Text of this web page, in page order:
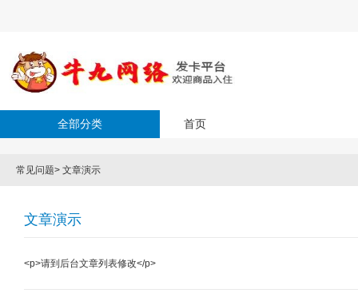
全部分类 首页
常见问题> 文章演示
文章演示
<p>请到后台文章列表修改</p>